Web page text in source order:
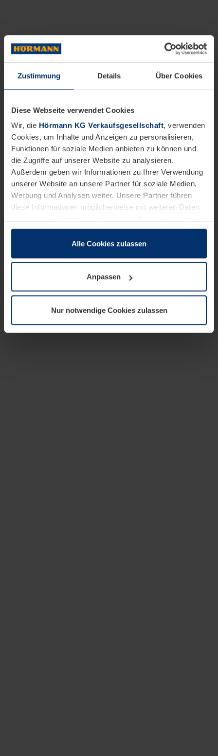
Zustimmung Details Über Cookies
Diese Webseite verwendet Cookies
Wir, die Hörmann KG Verkaufsgesellschaft, verwenden
Cookies, um Inhalte und Anzeigen zu personalisieren,
Funktionen für soziale Medien anbieten zu können und
die Zugriffe auf unserer Website zu analysieren.
Außerdem geben wir Informationen zu Ihrer Verwendung
unserer Website an unsere Partner für soziale Medien,
Werbung und Analysen weiter. Unsere Partner führen
diese Informationen möglicherweise mit weiteren Daten
sie im Rahmen Ihrer Nutzung der Dienste gesammelt
wenn diese für den Betrieb dieser Seite unbedingt
notwendig sind. Für alle anderen Cookie-Typen benötigen
wir Ihre Erlaubnis. Ihre Einwilligung können Sie jederzeit
Datenschutzerklärungunserer Website ändern oder
widerrufen.
Alle Cookies zulassen
Anpassen
Nur notwendige Cookies zulassen